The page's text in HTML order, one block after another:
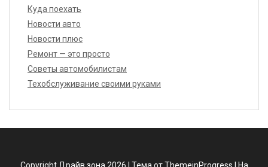
Куда поехать
Новости авто
Новости плюс
Ремонт — это просто
Советы автомобилистам
Техобслуживание своими руками